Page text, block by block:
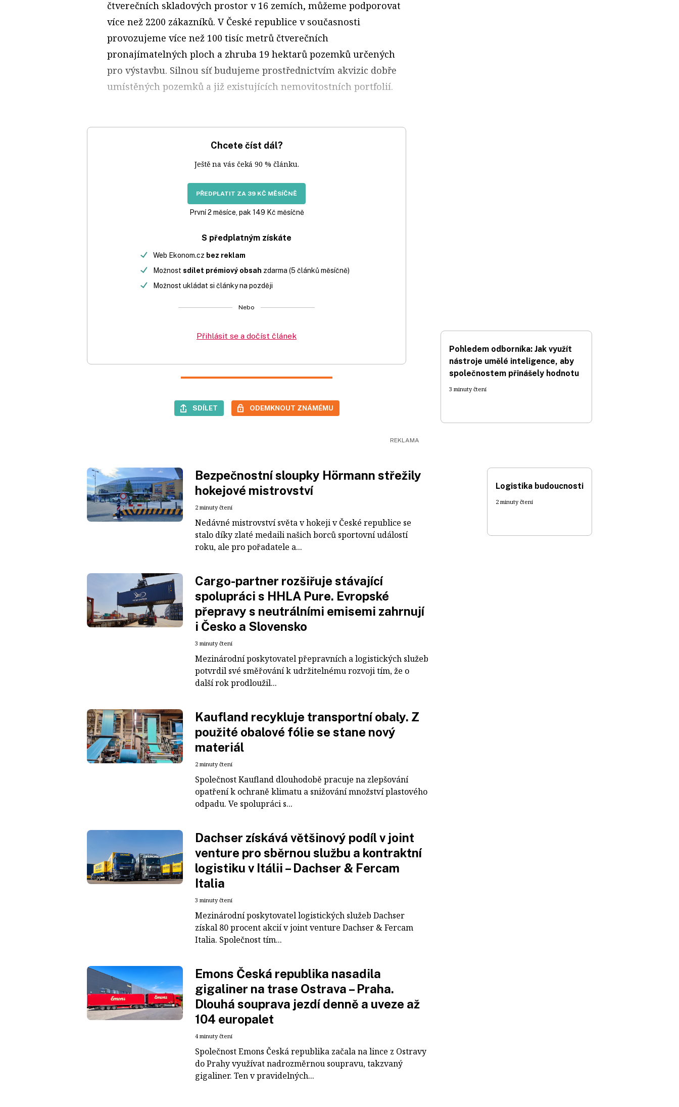
čtverečních skladových prostor v 16 zemích, můžeme podporovat
více než 2200 zákazníků. V České republice v současnosti
provozujeme více než 100 tisíc metrů čtverečních
pronajímatelných ploch a zhruba 19 hektarů pozemků určených
pro výstavbu. Silnou síť budujeme prostřednictvím akvizic dobře
umístěných pozemků a již existujících nemovitostních portfolií.
Chcete číst dál?
Ještě na vás čeká 90 % článku.
PŘEDPLATIT ZA 39 KČ MĚSÍČNĚ
První 2 měsíce, pak 149 Kč měsíčně
S předplatným získáte
Web Ekonom.cz bez reklam
Možnost sdílet prémiový obsah zdarma (5 článků měsíčně)
Možnost ukládat si články na později
Nebo
Přihlásit se a dočíst článek
SDÍLET ODEMKNOUT ZNÁMÉMU
Pohledem odborníka: Jak využít
nástroje umělé inteligence, aby
společnostem přinášely hodnotu
3 minuty čtení
Bezpečnostní sloupky Hörmann střežily
hokejové mistrovství
2 minuty čtení
Nedávné mistrovství světa v hokeji v České republice se
stalo díky zlaté medaili našich borců sportovní událostí
roku, ale pro pořadatele a...
Cargo-partner rozšiřuje stávající
spolupráci s HHLA Pure. Evropské
přepravy s neutrálními emisemi zahrnují
i Česko a Slovensko
3 minuty čtení
Mezinárodní poskytovatel přepravních a logistických služeb
potvrdil své směřování k udržitelnému rozvoji tím, že o
další rok prodloužil...
Kaufland recykluje transportní obaly. Z
použité obalové fólie se stane nový
materiál
2 minuty čtení
Společnost Kaufland dlouhodobě pracuje na zlepšování
opatření k ochraně klimatu a snižování množství plastového
odpadu. Ve spolupráci s...
Dachser získává většinový podíl v joint
venture pro sběrnou službu a kontraktní
logistiku v Itálii – Dachser & Fercam
Italia
3 minuty čtení
Mezinárodní poskytovatel logistických služeb Dachser
získal 80 procent akcií v joint venture Dachser & Fercam
Italia. Společnost tím...
Emons Česká republika nasadila
gigaliner na trase Ostrava – Praha.
Dlouhá souprava jezdí denně a uveze až
104 europalet
4 minuty čtení
Společnost Emons Česká republika začala na lince z Ostravy
do Prahy využívat nadrozměrnou soupravu, takzvaný
gigaliner. Ten v pravidelných...
Logistika budoucnosti
2 minuty čtení